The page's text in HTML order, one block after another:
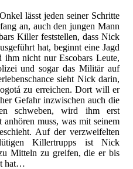
lässt jeden seiner Schritte
an, auch den jungen Mann
Killer feststellen, dass Nick
hat, beginnt eine Jagd
nicht nur Escobars Leute,
und sogar das Militär auf
sieht Nick darin,
zu erreichen. Dort will er
Gefahr inzwischen auch die
schweben, wird ihm erst
muss, was mit seinem
Auf der verzweifelten
Killertrupps ist Nick
Mitteln zu greifen, die er bis
hat…